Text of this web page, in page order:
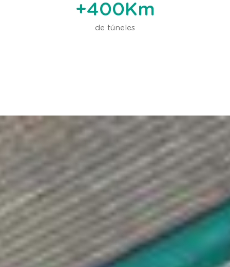
+400Km
de túneles